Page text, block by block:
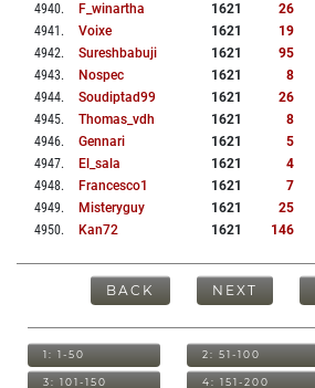
4940. F_winartha 1621 26
4941 . Voixe 1621 19
4942. Sureshbabuji 1621 95
4943. Nospec 1621 8
4944. Soudiptad99 1621 26
4945. Thomas_vdh 1621 8
4946. Gennari 1621 5
4947. El_sala 1621 4
4948. Francesco1 1621 7
4949. Misteryguy 1621 25
4950. Kan72 1621 146
BACK NEXT
1: 1-50 2: 51-100
3: 101-150 4: 151-200